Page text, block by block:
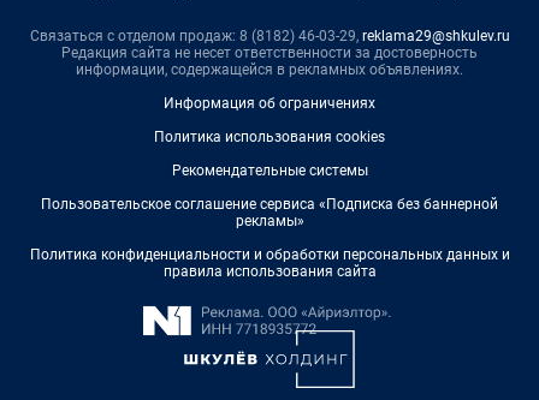
Связаться с отделом продаж: 8 (8182) 46-03-29, reklama29@shkulev.ru
Редакция сайта не несет ответственности за достоверность
информации, содержащейся в рекламных объявлениях.
Информация об ограничениях
Политика использования cookies
Рекомендательные системы
Пользовательское соглашение сервиса «Подписка без баннерной
рекламы»
Политика конфиденциальности и обработки персональных данных и
правила использования сайта